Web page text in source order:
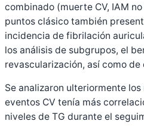
combinado (muerte CV, IAM
puntos clásico también
incidencia de fibrilación
los análisis de subgrupos, el
revascularización, así como
Se analizaron ulteriormente
eventos CV tenía más
niveles de TG durante el